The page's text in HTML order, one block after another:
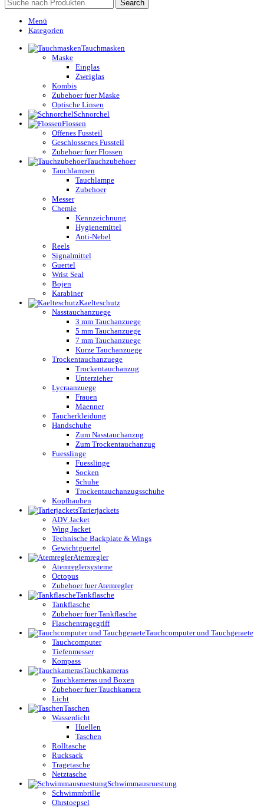
Search
Menü
Kategorien
Tauchmasken
Maske
Einglas
Zweiglas
Kombis
Zubehoer fuer Maske
Optische Linsen
Schnorchel
Flossen
Offenes Fussteil
Geschlossenes Fussteil
Zubehoer fuer Flossen
Tauchzubehoer
Tauchlampen
Tauchlampe
Zubehoer
Messer
Chemie
Kennzeichnung
Hygienemittel
Anti-Nebel
Reels
Signalmittel
Guertel
Wrist Seal
Bojen
Karabiner
Kaelteschutz
Nasstauchanzuege
3 mm Tauchanzuege
5 mm Tauchanzuege
7 mm Tauchanzuege
Kurze Tauchanzuege
Trockentauchanzuege
Trockentauchanzug
Unterzieher
Lycraanzuege
Frauen
Maenner
Taucherkleidung
Handschuhe
Zum Nasstauchanzug
Zum Trockentauchanzug
Fuesslinge
Fuesslinge
Socken
Schuhe
Trockentauchanzugsschuhe
Kopfhauben
Tarierjackets
ADV Jacket
Wing Jacket
Technische Backplate & Wings
Gewichtguertel
Atemregler
Atemreglersysteme
Octopus
Zubehoer fuer Atemregler
Tankflasche
Tankflasche
Zubehoer fuer Tankflasche
Flaschentragegriff
Tauchcomputer und Tauchgeraete
Tauchcomputer
Tiefenmesser
Kompass
Tauchkameras
Tauchkameras und Boxen
Zubehoer fuer Tauchkamera
Licht
Taschen
Wasserdicht
Huellen
Taschen
Rolltasche
Rucksack
Tragetasche
Netztasche
Schwimmausruestung
Schwimmbrille
Ohrstoepsel